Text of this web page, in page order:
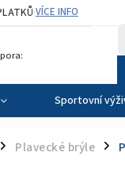
·VÍCE INFO
Sportovní
/ Plavecké brýle /